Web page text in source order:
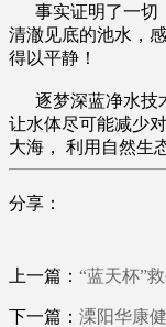
事实证明了一切
清澈见底的池水，
得以平静！
逐梦深蓝净水技
让水体尽可能减少
大海， 利用自然生
分享：
上一篇： “蓝天杯”
下一篇： 溧阳华康